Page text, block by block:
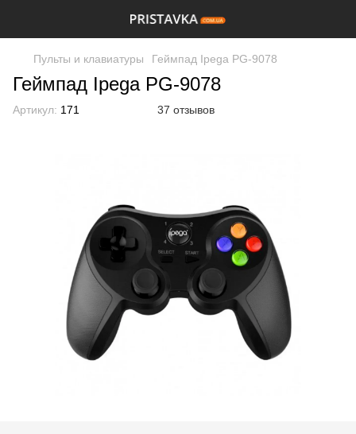
Пульты и клавиатуры Геймпад Ipega PG-9078
Геймпад Ipega PG-9078
Артикул: 171 37 отзывов